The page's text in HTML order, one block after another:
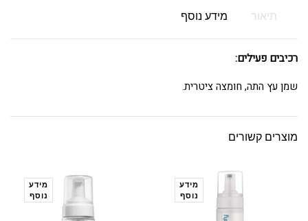
תיאור מידע נוסף
רכיבים פעילים:
שמן עץ התה, חומצה ציטרית.
מוצרים קשורים
מידע
נוסף
מידע
נוסף